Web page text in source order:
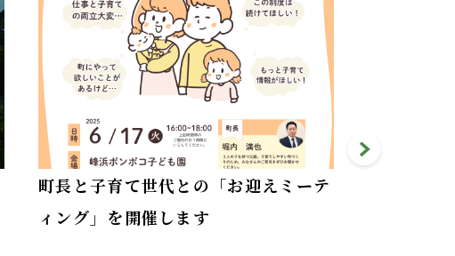
町長と子育て世代との「お迎えミーテ
ィング」を開催します